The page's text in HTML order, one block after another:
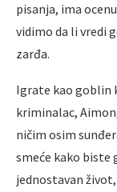
pisanja, ima
vidimo da li vredi
zarđa.
Igrate kao goblin
kriminalac,
ničim osim
smeće kako biste
jednostavan